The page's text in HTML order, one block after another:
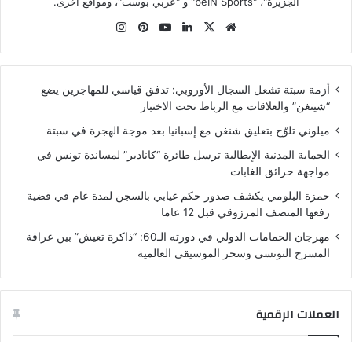
موقع
‫X لينكدإن‫YouTubeبينتيريست
أزمة سبتة تشعل السجال الأوروبي: تدفق قياسي للمهاجرين يضع
“شينغن” والعلاقات مع الرباط تحت الاختبار
ميلوني تلوّح بتعليق شنغن مع إسبانيا بعد موجة الهجرة في سبتة
الحماية المدنية الإيطالية ترسل طائرة “كانادير” لمساندة تونس في
مواجهة حرائق الغابات
حمزة البلومي يكشف صدور حكم غيابي بالسجن لمدة عام في قضية
رفعها المنصف المرزوقي قبل 12 عاما
مهرجان الحمامات الدولي في دورته الـ60: “ذاكرة تعيش” بين عراقة
المسرح التونسي وسحر الموسيقى العالمية
العملات الرقمية